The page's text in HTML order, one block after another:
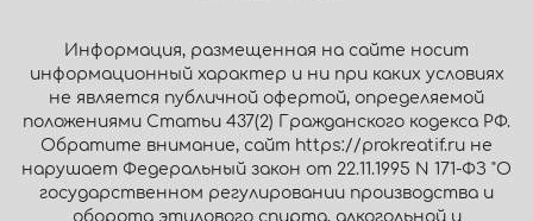
Информация, размещенная на сайте носит
информационный характер и ни при каких условиях
не является публичной офертой, определяемой
положениями Статьи 437(2) Гражданского кодекса РФ.
Обратите внимание, сайт https://prokreatif.ru не
нарушает Федеральный закон от 22.11.1995 N 171-ФЗ "О
государственном регулировании производства и
оборота этилового спирта, алкогольной и